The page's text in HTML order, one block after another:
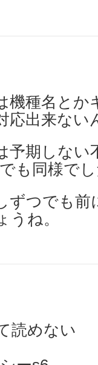
機種名と
応出来ない
予期しない
も同様で
ずつでも
うね。
読めない